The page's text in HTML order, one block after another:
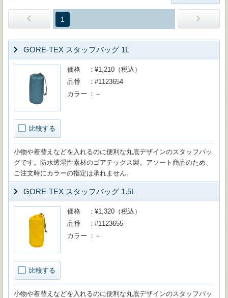
1
GORE-TEX スタッフバッグ 1L
比較する
価格
¥1,210（税込）
品番
#1123654
カラー
－
小物や着替えなどを入れるのに便利な丸底デザインのスタッフバッ
グです。防水透湿性素材のゴアテックス製。アソート商品のため、
ご注文時にカラーの指定は承れません。
GORE-TEX スタッフバッグ 1.5L
比較する
価格
¥1,320（税込）
品番
#1123655
カラー
－
小物や着替えなどを入れるのに便利な丸底デザインのスタッフバッ